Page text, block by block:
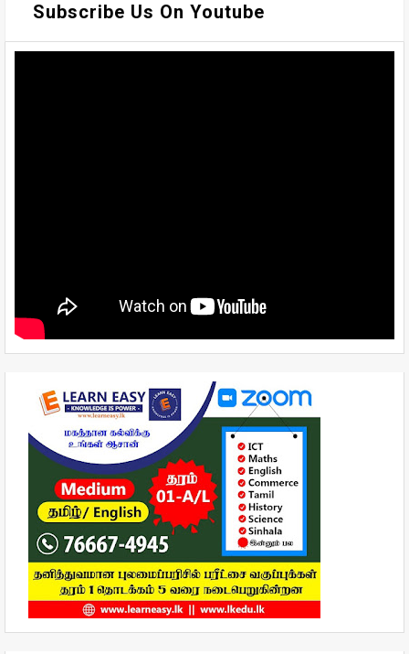
Subscribe Us On Youtube